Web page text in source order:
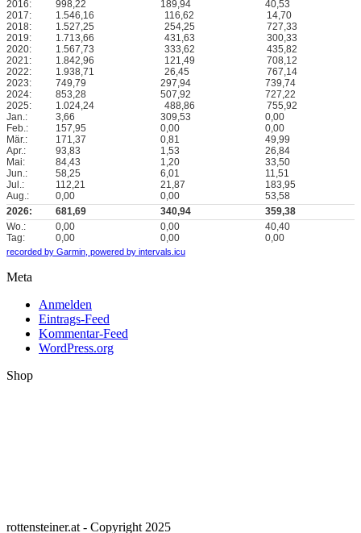
2016: 998,22 189,94
40,53
2017:
1.546,16 116,62
14,70
2018:
1.527,25 254,25
727,33
2019:
1.713,66 431,63
300,33
2020:
1.567,73 333,62
435,82
2021:
1.842,96 121,49
708,12
2022:
1.938,71 26,45
767,14
2023:
749,79 297,94
739,74
2024:
853,28 507,92
727,22
2025:
1.024,24 488,86
755,92
Jan.:
3,66 309,53
0,00
Feb.:
157,95 0,00
0,00
Mär.:
171,37 0,81
49,99
Apr.:
93,83 1,53
26,84
Mai:
84,43 1,20
33,50
Jun.:
58,25 6,01
11,51
Jul.:
112,21 21,87
183,95
Aug.:
0,00 0,00
53,58
2026:
681,69 340,94
359,38
Wo.:
0,00 0,00
40,40
Tag:
0,00 0,00 0,00
recorded by Garmin, powered by intervals.icu
Meta
Anmelden
Eintrags-Feed
Kommentar-Feed
WordPress.org
Shop
rottensteiner.at - Copyright 2025